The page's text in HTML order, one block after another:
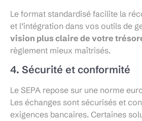
Le format standardisé facilite la
et l’intégration dans vos outils de
vision plus claire de votre
règlement mieux maîtrisés.
4. Sécurité et conformité
Le SEPA repose sur une norme
Les échanges sont sécurisés et
exigences bancaires. Certaines